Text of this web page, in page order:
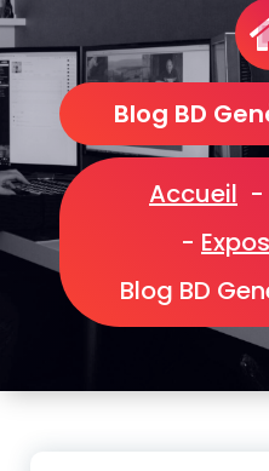
Blog BD
Accueil -
-
Blog BD